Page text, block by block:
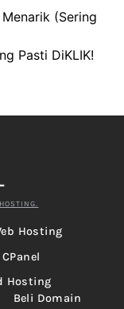
(Sering
Pasti DiKLIK!
Hosting
Hosting
Beli Domain